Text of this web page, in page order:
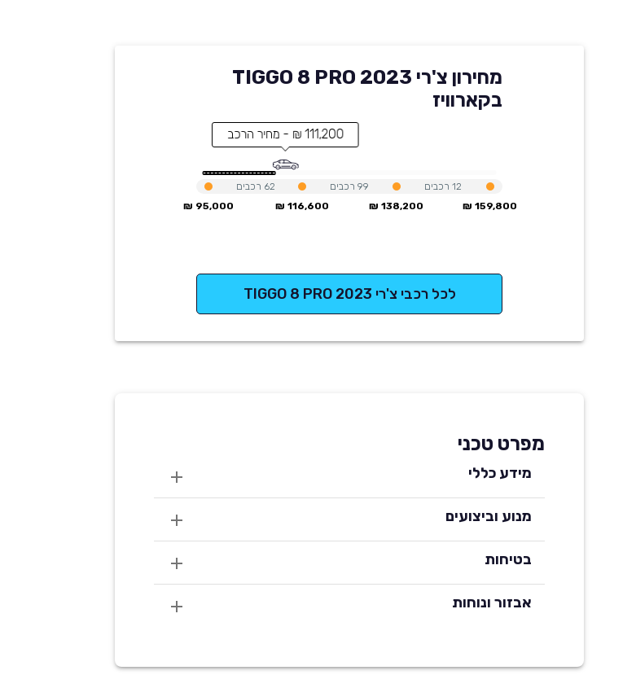
מחירון צ'רי TIGGO 8 PRO 2023
בקארוויז
111,200 ₪ - מחיר הרכב
95,000 ₪
62 רכבים
116,600 ₪
99 רכבים
138,200 ₪
12רכבים
159,800 ₪
לכל רכבי צ'רי TIGGO 8 PRO 2023
מפרט טכני
מידע כללי
מנוע וביצועים
בטיחות
אבזור ונוחות